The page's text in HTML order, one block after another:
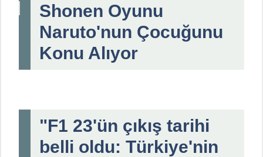
Shonen Oyunu
Naruto'nun Çocuğunu
Konu Alıyor
"F1 23'ün çıkış tarihi
belli oldu: Türkiye'nin